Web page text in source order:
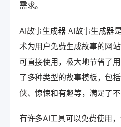
需求。
AI故事生成器 AI故事生成器
术为用户免费生成故事的网
可直接使用，极大地节省了
了多种类型的故事模板，包
侠、惊悚和有趣等，满足了不
有许多AI工具可以免费使用